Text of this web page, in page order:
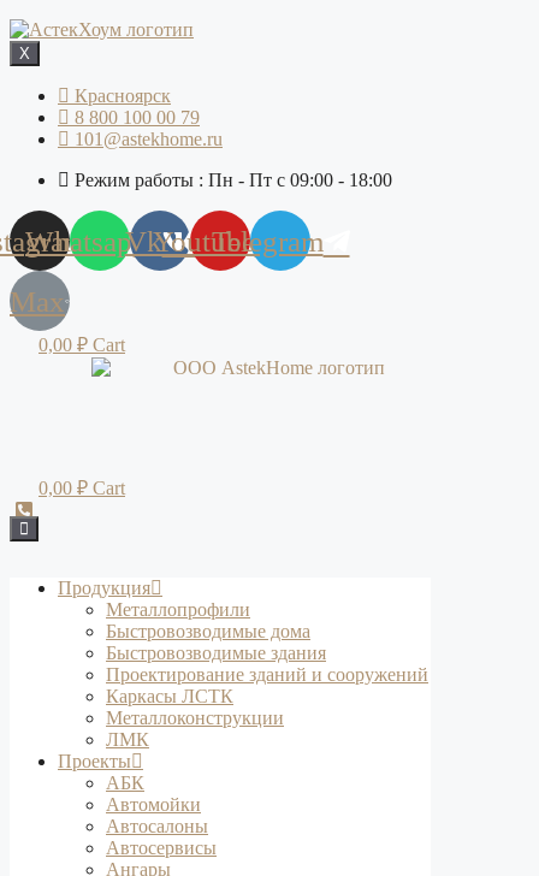
X
Красноярск
8 800 100 00 79
101@astekhome.ru
Режим работы : Пн - Пт с 09:00 - 18:00
Whatsapp
VkYoutubeTelegram
Max
0,00 ₽ Cart
0,00 ₽ Cart
Продукция
Металлопрофили
Быстровозводимые дома
Быстровозводимые здания
Проектирование зданий и сооружений
Каркасы ЛСТК
Металлоконструкции
ЛМК
Проекты
АБК
Автомойки
Автосалоны
Автосервисы
Ангары